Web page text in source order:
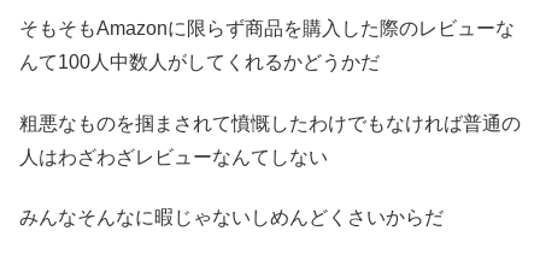
そもそもAmazonに限らず商品を購入した際のレビューな
んて100人中数人がしてくれるかどうかだ
粗悪なものを掴まされて憤慨したわけでもなければ普通の
人はわざわざレビューなんてしない
みんなそんなに暇じゃないしめんどくさいからだ